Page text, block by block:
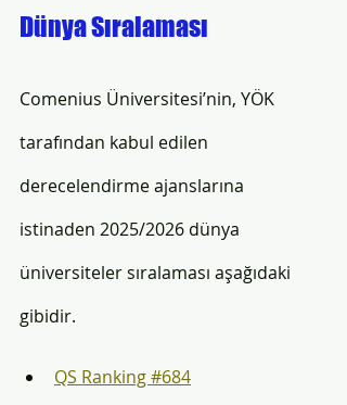
Dünya Sıralaması
Comenius Üniversitesi’nin, YÖK
tarafından kabul edilen
derecelendirme ajanslarına
istinaden 2025/2026 dünya
üniversiteler sıralaması aşağıdaki
gibidir.
QS Ranking #684